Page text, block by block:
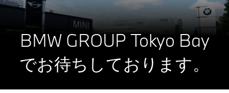
BMW GROUP Tokyo Bay
でお待ちしております。